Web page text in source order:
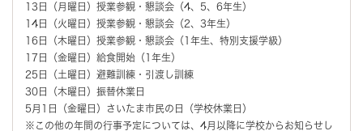
13日（月曜日）授業参観・懇談会（4、5、6年生）
14日（火曜日）授業参観・懇談会（2、3年生）
16日（木曜日）授業参観・懇談会（1年生、特別支援学級）
17日（金曜日）給食開始（1年生）
25日（土曜日）避難訓練・引渡し訓練
30日（木曜日）振替休業日
5月1日（金曜日）さいたま市民の日（学校休業日）
※この他の年間の行事予定については、4月以降に学校からお知らせし